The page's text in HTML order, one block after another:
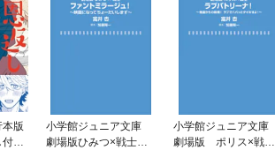
版
付
小学館ジュニア文庫
劇場版ひみつ×戦士
小学館ジュニア文庫
劇場版 ポリス×戦